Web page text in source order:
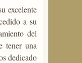
excelente
a su
del
tener una
dedicado